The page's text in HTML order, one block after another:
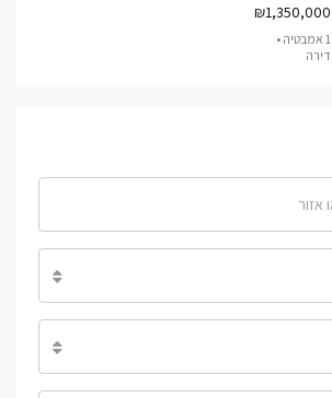
₪1,350,000
1 אמבטיה •
דירה